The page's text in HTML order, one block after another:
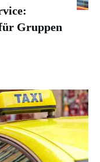
Gruppen